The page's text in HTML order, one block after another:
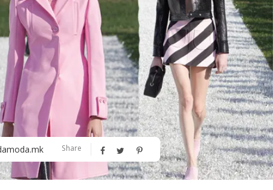
Share
Алшар – модна ревија на Expo
30
Филигрански обетки